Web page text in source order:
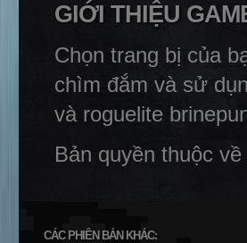
GIỚI THIỆU
Chọn trang bị của
chìm đắm và sử
và roguelite
Bản quyền thuộc về
CÁC PHIÊN BẢN KHÁC: